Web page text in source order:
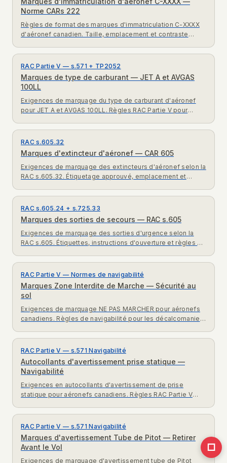
Norme CARs 222
Règles de format des marques d'immatriculation C-XXXX
d'aéronef canadien. Taille, emplacement et contraste
RAC Partie V — s.571 + TP2052
Marques de type de carburant — JET A et AVGAS
100LL
Exigences de marquage du type de carburant d'aéronef
pour JET A et AVGAS 100LL. Règles RAC Partie V pour
RAC s.605.32
Marques d'extincteur d'aéronef — CAR 605
Exigences de marquage des extincteurs d'aéronef selon la
RAC s.605.32. Étiquetage approuvé, emplacement et
RAC s.605.24 + s.725.33
Marques des sorties de secours — RAC s.605
Exigences de marquage des sorties d'urgence selon la
RAC s.605. Étiquettes, instructions d'ouverture et règles de
RAC Partie V — Normes de navigabilité
Marques Zone Interdite de Marche — Sécurité au
sol
Exigences de marquage NE PAS MARCHER pour aéronefs
canadiens. Règles de navigabilité pour les décalcomanies
RAC Partie V — s.571 Navigabilité
Autocollants d'avertissement prise statique —
Navigabilité
Exigences en autocollants d'avertissement de prise
statique pour aéronefs canadiens. Règles RAC Partie V
RAC Partie V — s.571 Navigabilité
Marques d'avertissement Tube de Pitot — Retirer
Avant le Vol
Exigences de marquage d'avertissement tube de Pitot
□